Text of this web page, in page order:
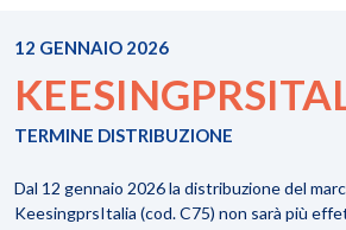
12 GENNAIO 2026
TERMINE DISTRIBUZIONE
Dal 12 gennaio 2026 la distribuzione del
KeesingprsItalia (cod. C75) non sarà più